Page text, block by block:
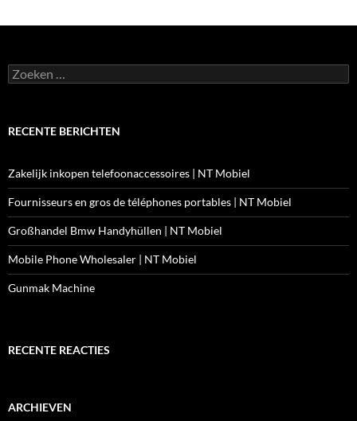
Zoeken
naar:
RECENTE BERICHTEN
Zakelijk inkopen telefoonaccessoires | NT Mobiel
Fournisseurs en gros de téléphones portables | NT Mobiel
Großhandel Bmw Handyhüllen | NT Mobiel
Mobile Phone Wholesaler | NT Mobiel
Gunmak Machine
RECENTE REACTIES
ARCHIEVEN